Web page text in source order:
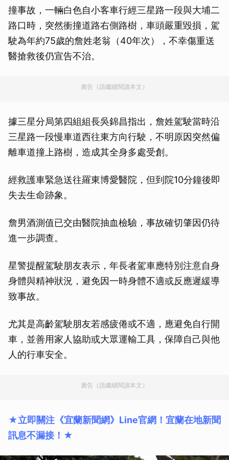
撞事故，一輛白色自小客車行經三星路一段與大埔二
路口時，突然衝撞道路右側路樹，車頭嚴重毀損，駕
駛為年約75歲的詹姓老翁（40年次），不幸傷重送
醫搶救後仍宣告不治。
廣告（請繼續閱讀本文）
據三星分局第四組組長吳錦昌指出，詹姓駕駛當時沿
三星路一段慢車道西往東方向行駛，不明原因突然偏
離車道撞上路樹，造成其全身多處受創。
經救護車緊急送往羅東博愛醫院，但到院10分鐘後即
失去生命跡象。
詹男酒測值已交由醫院抽血檢驗，事故確切肇因仍待
進一步調查。
星警提醒駕駛朋友表示，年長者駕車應特別注意自身
身體與精神狀況，避免因一時身體不適或反應遲緩導
致事故。
尤其是高齡駕駛朋友若感疲倦或不適，應避免自行開
車，並善用家人協助或大眾運輸工具，保障自己與他
人的行車安全。
廣告（請繼續閱讀本文）
★立即關注《宜蘭新聞網》Line官網！宜蘭在地新聞
訊息不漏接！★